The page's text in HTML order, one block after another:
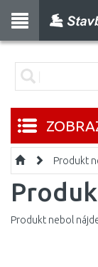
Produkt
Produkt nebol